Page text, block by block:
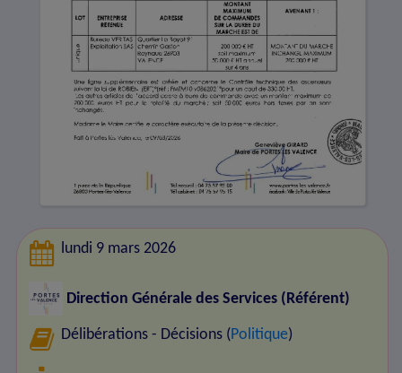
lundi 9 mars 2026
Direction Générale des Services (Référent)
Délibérations - Décisions (Politique)